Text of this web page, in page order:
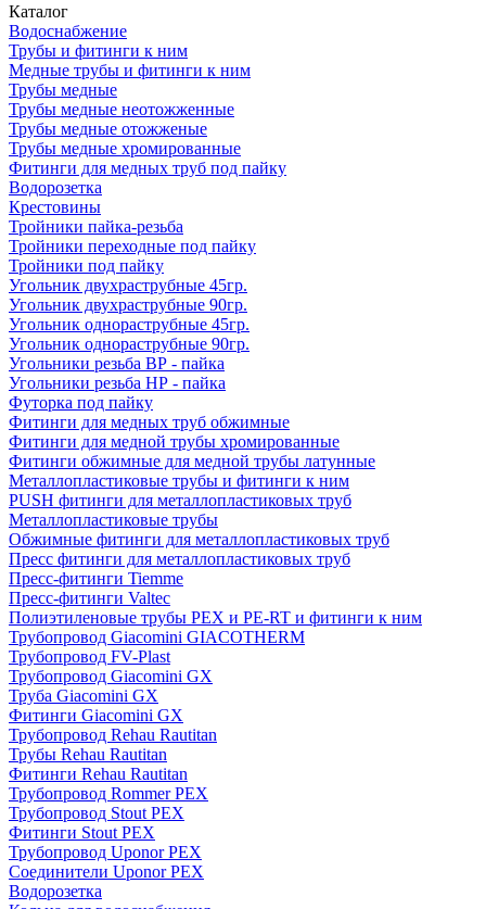
Каталог
Водоснабжение
Трубы и фитинги к ним
Медные трубы и фитинги к ним
Трубы медные
Трубы медные неотожженные
Трубы медные отожженые
Трубы медные хромированные
Фитинги для медных труб под пайку
Водорозетка
Крестовины
Тройники пайка-резьба
Тройники переходные под пайку
Тройники под пайку
Угольник двухраструбные 45гр.
Угольник двухраструбные 90гр.
Угольник однораструбные 45гр.
Угольник однораструбные 90гр.
Угольники резьба ВР - пайка
Угольники резьба НР - пайка
Футорка под пайку
Фитинги для медных труб обжимные
Фитинги для медной трубы хромированные
Фитинги обжимные для медной трубы латунные
Металлопластиковые трубы и фитинги к ним
PUSH фитинги для металлопластиковых труб
Металлопластиковые трубы
Обжимные фитинги для металлопластиковых труб
Пресс фитинги для металлопластиковых труб
Пресс-фитинги Tiemme
Пресс-фитинги Valtec
Полиэтиленовые трубы PEX и PE-RT и фитинги к ним
Трубопровод Giacomini GIACOTHERM
Трубопровод FV-Plast
Трубопровод Giacomini GX
Труба Giacomini GX
Фитинги Giacomini GX
Трубопровод Rehau Rautitan
Трубы Rehau Rautitan
Фитинги Rehau Rautitan
Трубопровод Rommer PEX
Трубопровод Stout PEX
Фитинги Stout PEX
Трубопровод Uponor PEX
Соединители Uponor PEX
Водорозетка